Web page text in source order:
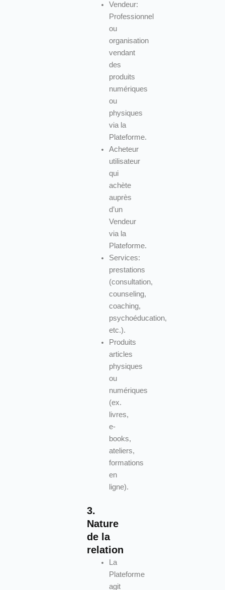
Vendeur:
Professionnel
ou
organisation
vendant
des
produits
numériques
ou
physiques
via la
Plateforme.
Acheteur
utilisateur
qui
achète
auprès
d’un
Vendeur
via la
Plateforme.
Services:
prestations
(consultation,
counseling,
coaching,
psychoéducation,
etc.).
Produits
articles
physiques
ou
numériques
(ex.
livres,
e-
books,
ateliers,
formations
en
ligne).
3.
Nature
de la
relation
La
Plateforme
agit